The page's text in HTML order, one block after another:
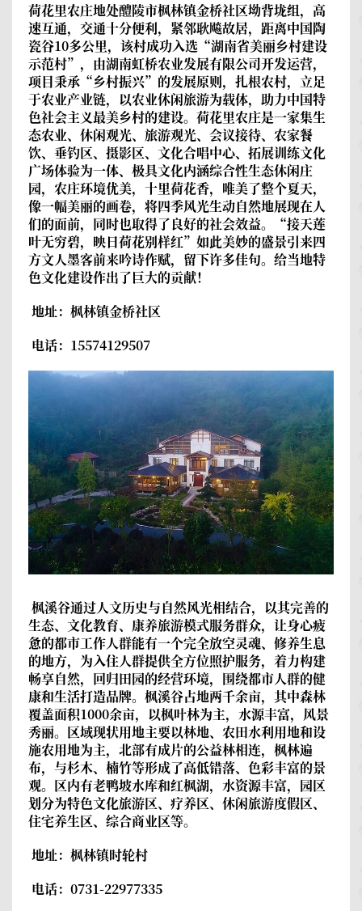
荷花里农庄地处醴陵市枫林镇金桥社区坳背垅组，高
速互通，交通十分便利，紧邻耿飚故居，距离中国陶
瓷谷10多公里，该村成功入选“湖南省美丽乡村建设
示范村”，由湖南虹桥农业发展有限公司开发运营，
项目秉承“乡村振兴”的发展原则，扎根农村，立足
于农业产业链，以农业休闲旅游为载体，助力中国特
色社会主义最美乡村的建设。荷花里农庄是一家集生
态农业、休闲观光、旅游观光、会议接待、农家餐
饮、垂钓区、摄影区、文化合唱中心、拓展训练文化
广场体验为一体、极具文化内涵综合性生态休闲庄
园，农庄环境优美，十里荷花香，唯美了整个夏天，
像一幅美丽的画卷，将四季风光生动自然地展现在人
们的面前，同时也取得了良好的社会效益。“接天莲
叶无穷碧，映日荷花别样红”如此美妙的盛景引来四
方文人墨客前来吟诗作赋，留下许多佳句。给当地特
色文化建设作出了巨大的贡献！
地址：枫林镇金桥社区
电话：15574129507
枫溪谷通过人文历史与自然风光相结合，以其完善的
生态、文化教育、康养旅游模式服务群众，让身心疲
惫的都市工作人群能有一个完全放空灵魂、修养生息
的地方，为入住人群提供全方位照护服务，着力构建
畅享自然，回归田园的经营环境，围绕都市人群的健
康和生活打造品牌。枫溪谷占地两千余亩，其中森林
覆盖面积1000余亩，以枫叶林为主，水源丰富，风景
秀丽。区域现状用地主要以林地、农田水利用地和设
施农用地为主，北部有成片的公益林相连，枫林遍
布，与杉木、楠竹等形成了高低错落、色彩丰富的景
观。区内有老鸭坡水库和红枫湖，水资源丰富，园区
划分为特色文化旅游区、疗养区、休闲旅游度假区、
住宅养生区、综合商业区等。
地址：枫林镇时轮村
电话：0731-22977335